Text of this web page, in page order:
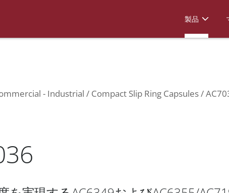
Compact Slip Ring Capsules
製品
- Industrial Compact Slip Ring Capsules